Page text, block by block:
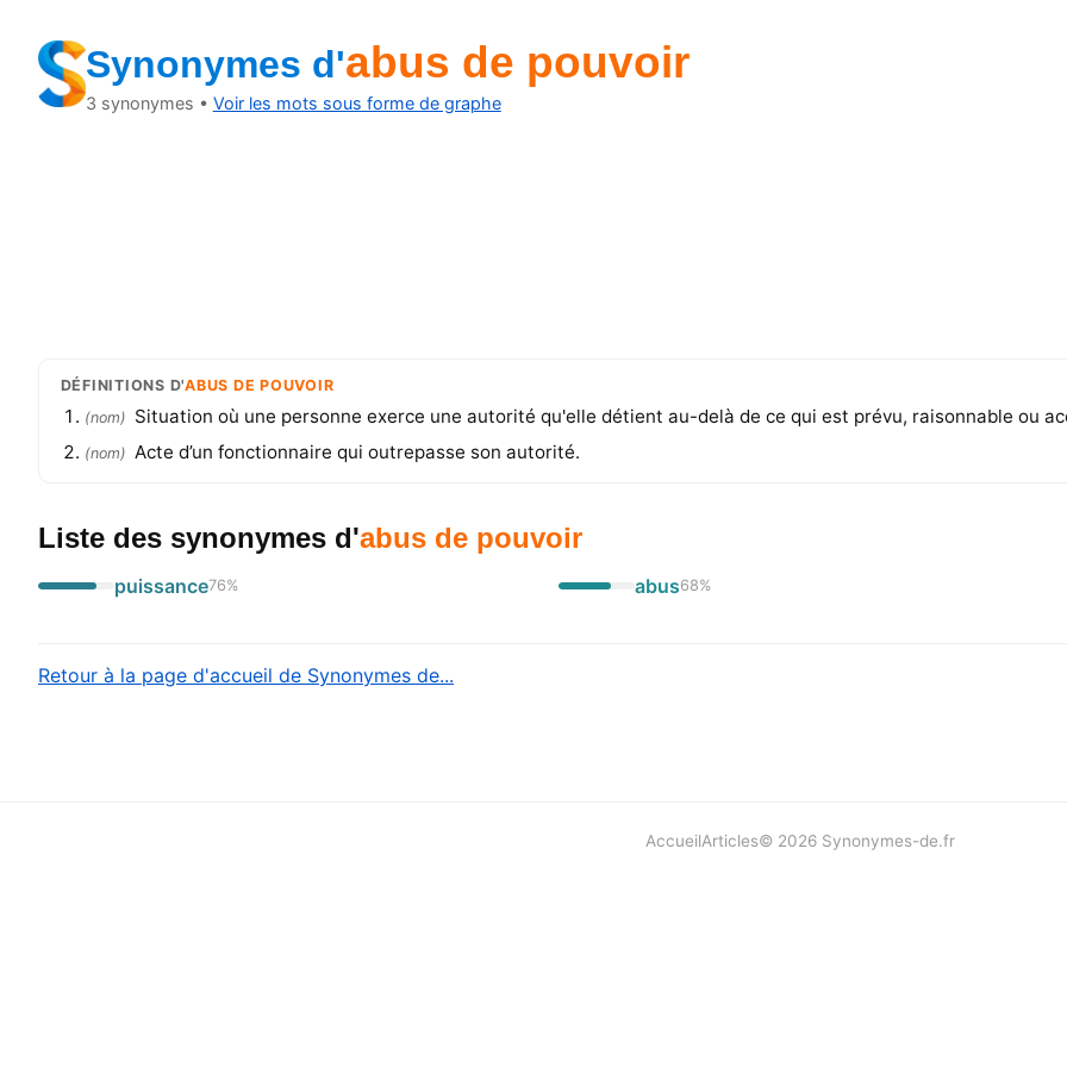
Synonymes d'abus de pouvoir
3 synonymes • Voir les mots sous forme de graphe
DÉFINITIONS D'ABUS DE POUVOIR
(nom) Situation où une personne exerce une autorité qu'elle détient au-delà de ce qui est prévu, raisonnable ou
(nom) Acte d’un fonctionnaire qui outrepasse son autorité.
Liste des synonymes d'abus de pouvoir
puissance76% abus68%
Retour à la page d'accueil de Synonymes de...
AccueilArticles© 2026 Synonymes-de.fr